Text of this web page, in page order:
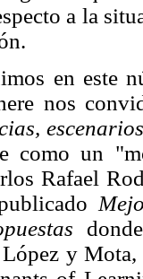
a la
en este
nos
como un
Rafael
y